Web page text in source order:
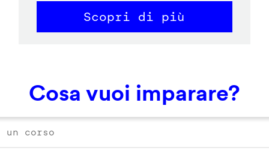
Scopri di più
Cosa vuoi imparare?